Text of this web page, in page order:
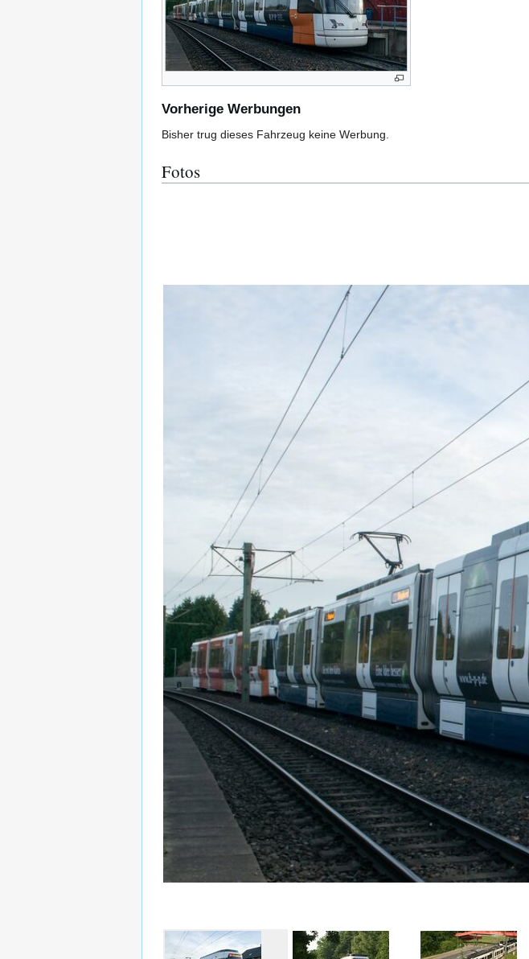
Vorherige Werbungen
Bisher trug dieses Fahrzeug keine Werbung.
Fotos